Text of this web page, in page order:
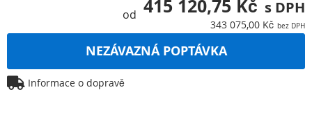
415 120,75 Kč
343 075,00 Kč
od
NEZÁVAZNÁ POPTÁVKA
Informace o dopravě